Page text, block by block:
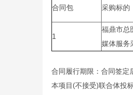
合同包 采购标的
1
福鼎市总
媒体服务
合同履行期限：合同签定
本项目(不接受)联合体投标